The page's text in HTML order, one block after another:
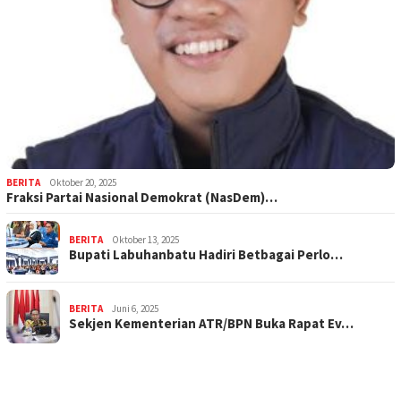
BERITA Oktober 20, 2025
Fraksi Partai Nasional Demokrat (NasDem)…
BERITA Oktober 13, 2025
Bupati Labuhanbatu Hadiri Betbagai Perlo…
BERITA Juni 6, 2025
Sekjen Kementerian ATR/BPN Buka Rapat Ev…